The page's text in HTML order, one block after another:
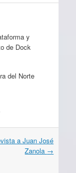
y
de Dock
del Norte
a Juan José
Zanola →